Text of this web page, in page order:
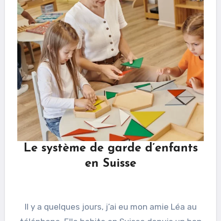
Le système de garde d’enfants
en Suisse
Il y a quelques jours, j’ai eu mon amie Léa au